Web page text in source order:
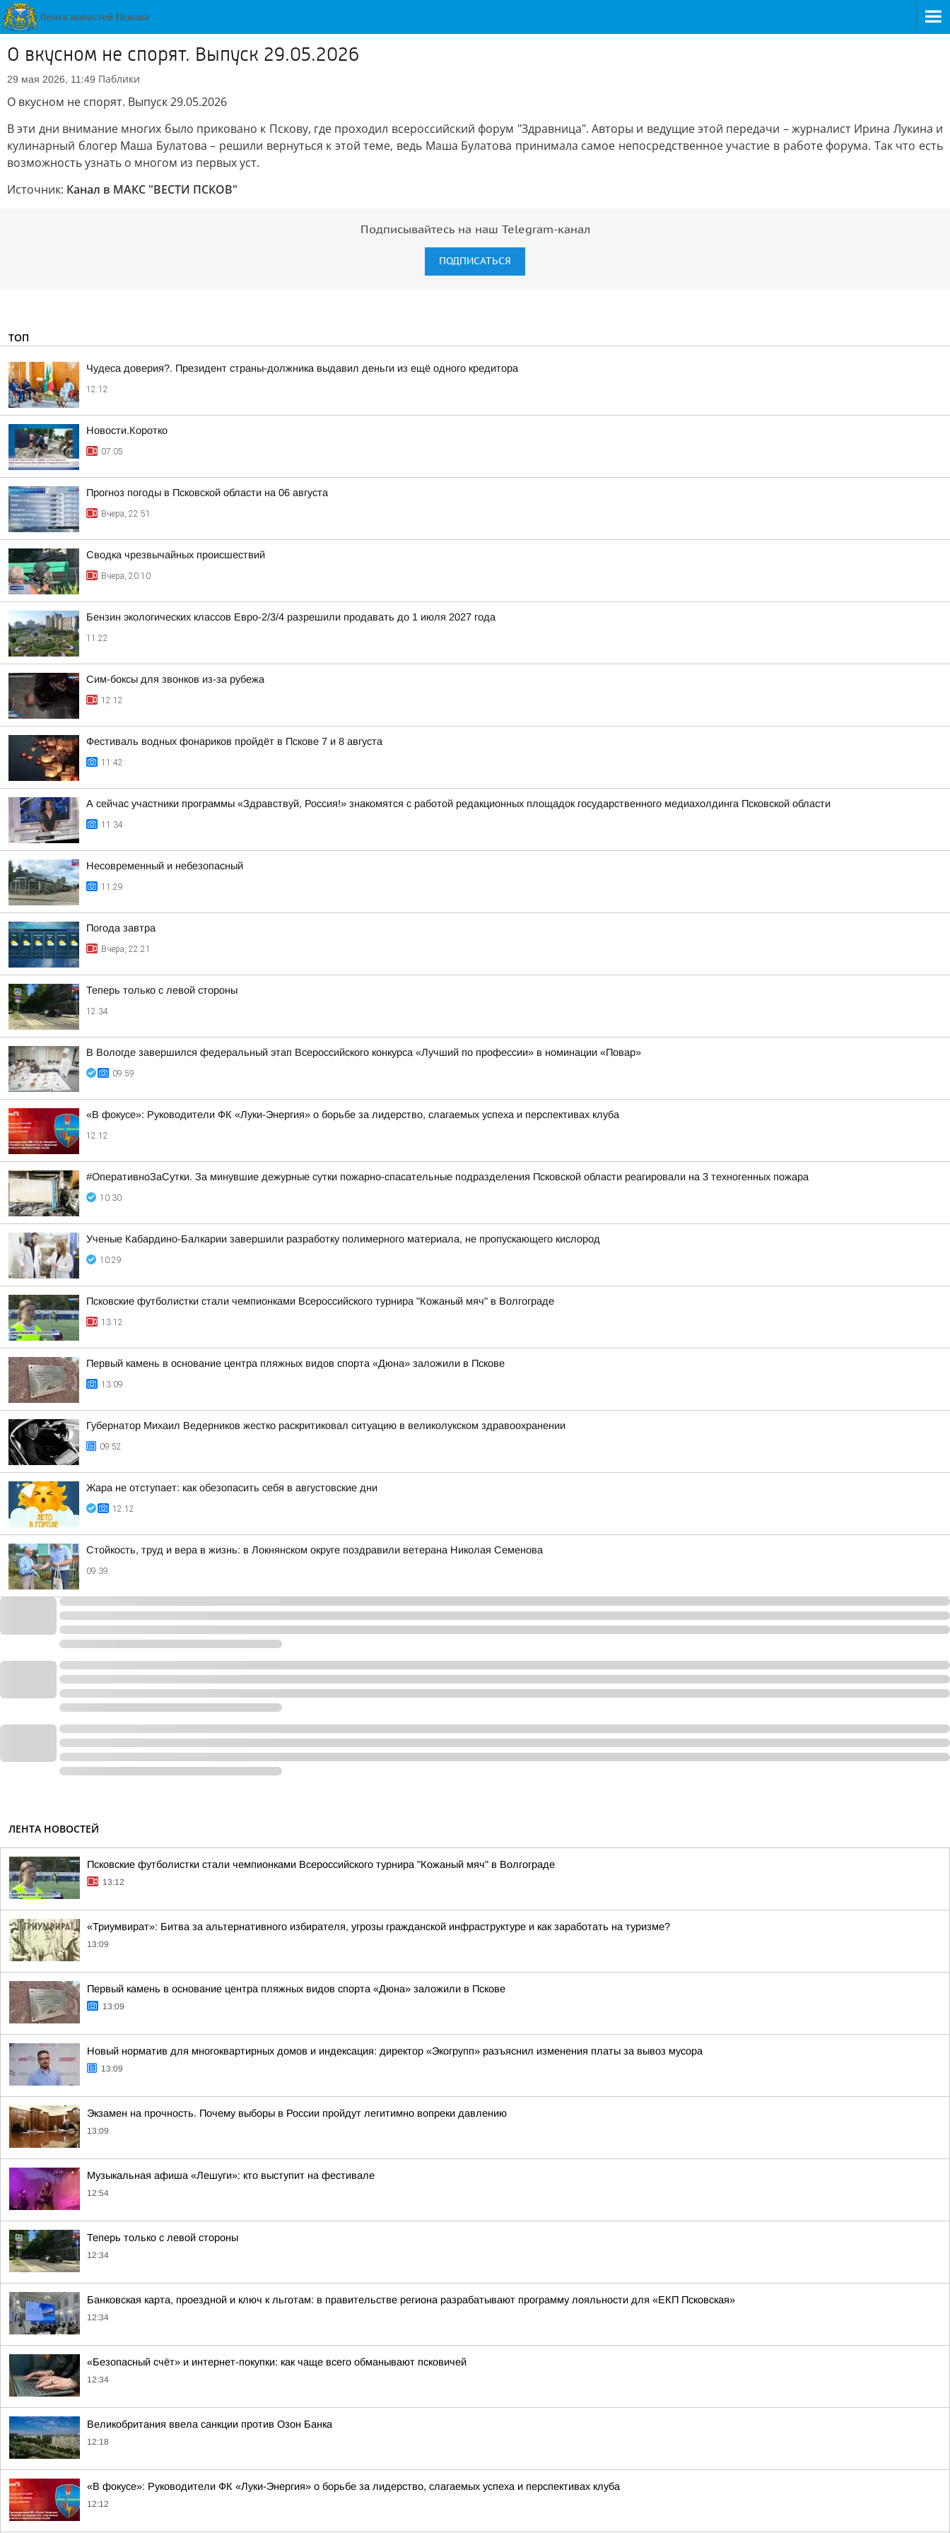
О вкусном не спорят. Выпуск 29.05.2026
29 мая 2026, 11:49 Паблики
О вкусном не спорят. Выпуск 29.05.2026
В эти дни внимание многих было приковано к Пскову, где проходил всероссийский форум "Здравница". Авторы и ведущие этой передачи – журналист Ирина Лукина и
кулинарный блогер Маша Булатова – решили вернуться к этой теме, ведь Маша Булатова принимала самое непосредственное участие в работе форума. Так что есть
возможность узнать о многом из первых уст.
Источник: Канал в МАКС "ВЕСТИ ПСКОВ"
Подписывайтесь на наш Telegram-канал
ПОДПИСАТЬСЯ
ТОП
Чудеса доверия?. Президент страны-должника выдавил деньги из ещё одного кредитора
12:12
Новости.Коротко
07:05
Прогноз погоды в Псковской области на 06 августа
Вчера, 22:51
Сводка чрезвычайных происшествий
Вчера, 20:10
Бензин экологических классов Евро-2/3/4 разрешили продавать до 1 июля 2027 года
11:22
Сим-боксы для звонков из-за рубежа
12:12
Фестиваль водных фонариков пройдёт в Пскове 7 и 8 августа
11:42
А сейчас участники программы «Здравствуй, Россия!» знакомятся с работой редакционных площадок государственного медиахолдинга Псковской области
11:34
Несовременный и небезопасный
11:29
Погода завтра
Вчера, 22:21
Теперь только с левой стороны
12:34
В Вологде завершился федеральный этап Всероссийского конкурса «Лучший по профессии» в номинации «Повар»
09:59
«В фокусе»: Руководители ФК «Луки-Энергия» о борьбе за лидерство, слагаемых успеха и перспективах клуба
12:12
#ОперативноЗаСутки. За минувшие дежурные сутки пожарно-спасательные подразделения Псковской области реагировали на 3 техногенных пожара
10:30
Ученые Кабардино-Балкарии завершили разработку полимерного материала, не пропускающего кислород
10:29
Псковские футболистки стали чемпионками Всероссийского турнира "Кожаный мяч" в Волгограде
13:12
Первый камень в основание центра пляжных видов спорта «Дюна» заложили в Пскове
13:09
Губернатор Михаил Ведерников жестко раскритиковал ситуацию в великолукском здравоохранении
09:52
Жара не отступает: как обезопасить себя в августовские дни
12:12
Стойкость, труд и вера в жизнь: в Локнянском округе поздравили ветерана Николая Семенова
09:39
ЛЕНТА НОВОСТЕЙ
Псковские футболистки стали чемпионками Всероссийского турнира "Кожаный мяч" в Волгограде
13:12
«Триумвират»: Битва за альтернативного избирателя, угрозы гражданской инфраструктуре и как заработать на туризме?
13:09
Первый камень в основание центра пляжных видов спорта «Дюна» заложили в Пскове
13:09
Новый норматив для многоквартирных домов и индексация: директор «Экогрупп» разъяснил изменения платы за вывоз мусора
13:09
Экзамен на прочность. Почему выборы в России пройдут легитимно вопреки давлению
13:09
Музыкальная афиша «Лешуги»: кто выступит на фестивале
12:54
Теперь только с левой стороны
12:34
Банковская карта, проездной и ключ к льготам: в правительстве региона разрабатывают программу лояльности для «ЕКП Псковская»
12:34
«Безопасный счёт» и интернет-покупки: как чаще всего обманывают псковичей
12:34
Великобритания ввела санкции против Озон Банка
12:18
«В фокусе»: Руководители ФК «Луки-Энергия» о борьбе за лидерство, слагаемых успеха и перспективах клуба
12:12